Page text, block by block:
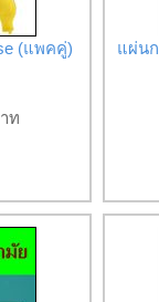
(แพคคู่)
ท
แผ่น